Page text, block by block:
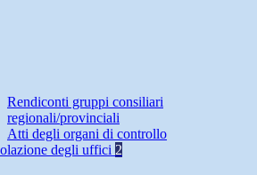
Rendiconti gruppi consiliari
regionali/provinciali
Atti degli organi di controllo
degli uffici 2